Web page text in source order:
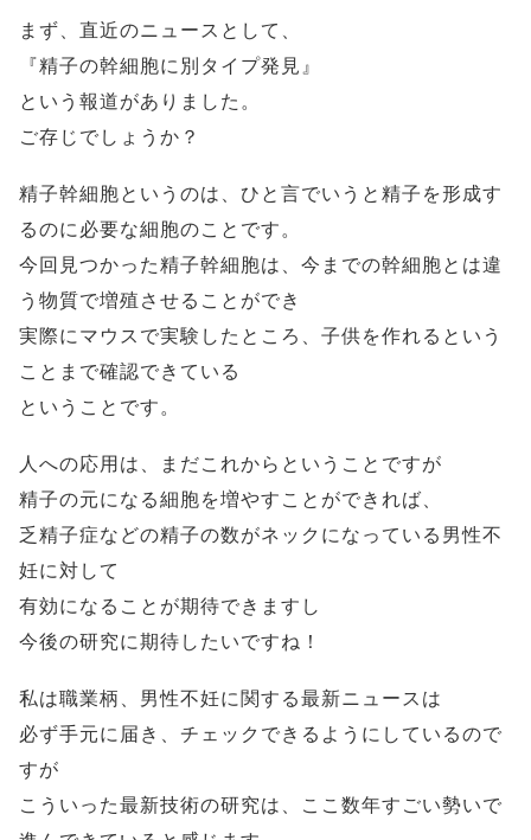
まず、直近のニュースとして、
『精子の幹細胞に別タイプ発見』
という報道がありました。
ご存じでしょうか？
精子幹細胞というのは、ひと言でいうと精子を形成す
るのに必要な細胞のことです。
今回見つかった精子幹細胞は、今までの幹細胞とは違
う物質で増殖させることができ
実際にマウスで実験したところ、子供を作れるという
ことまで確認できている
ということです。
人への応用は、まだこれからということですが
精子の元になる細胞を増やすことができれば、
乏精子症などの精子の数がネックになっている男性不
妊に対して
有効になることが期待できますし
今後の研究に期待したいですね！
私は職業柄、男性不妊に関する最新ニュースは
必ず手元に届き、チェックできるようにしているので
すが
こういった最新技術の研究は、ここ数年すごい勢いで